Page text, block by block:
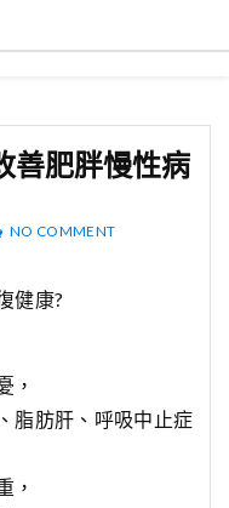
善肥胖慢性病
NO COMMENT
健康?
，
脂肪肝、呼吸中止症
，